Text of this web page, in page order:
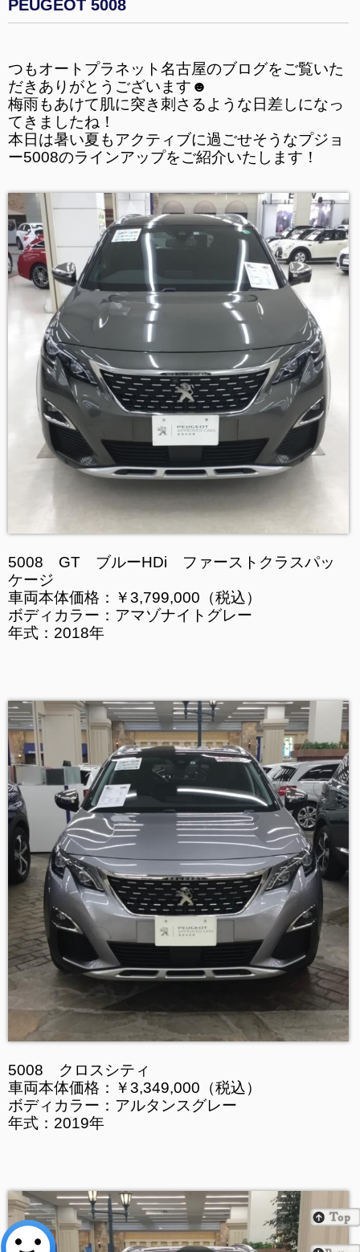
PEUGEOT 5008
つもオートプラネット名古屋のブログをご覧いた
だきありがとうございます☻
梅雨もあけて肌に突き刺さるような日差しになっ
てきましたね！
本日は暑い夏もアクティブに過ごせそうなプジョ
ー5008のラインアップをご紹介いたします！
5008 GT ブルーHDi ファーストクラスパッ
ケージ
車両本体価格：￥3,799,000（税込）
ボディカラー：アマゾナイトグレー
年式：2018年
5008 クロスシティ
車両本体価格：￥3,349,000（税込）
ボディカラー：アルタンスグレー
年式：2019年